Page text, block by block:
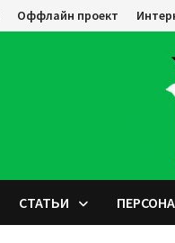
Оффлайн проект
СТАТЬИ